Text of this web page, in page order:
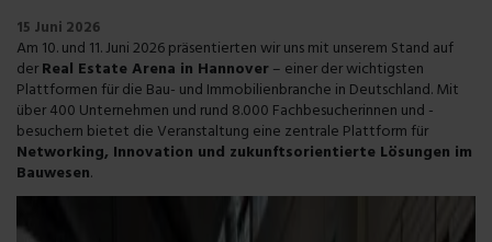
15 Juni 2026
Am 10. und 11. Juni 2026 präsentierten wir uns mit unserem Stand auf
derReal Estate Arena in Hannover– einer der wichtigsten
Plattformen für die Bau- und Immobilienbranche in Deutschland. Mit
über 400 Unternehmen und rund 8.000 Fachbesucherinnen und -
besuchern bietet die Veranstaltung eine zentrale Plattform für
Networking, Innovation und zukunftsorientierte Lösungen im
Bauwesen.